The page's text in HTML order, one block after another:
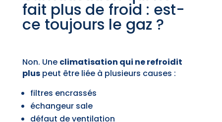
fait plus de froid : est-
ce toujours le gaz ?
Non. Une climatisation qui ne refroidit
pluspeut être liée à plusieurs causes :
filtres encrassés
échangeur sale
défaut de ventilation